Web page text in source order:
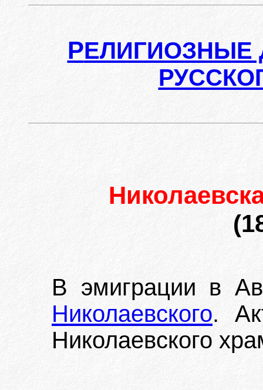
РЕЛИГИОЗНЫЕ
В эмиграции в
Николаевского.
Николаевского